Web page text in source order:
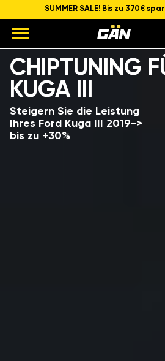
SUMMER SALE! Bis zu 370€
CHIPTUNING
KUGA III
Steigern Sie die Leistung
Ihres Ford Kuga III 2019->
bis zu +30%
Modell
Hubraum und Leistung des Motors